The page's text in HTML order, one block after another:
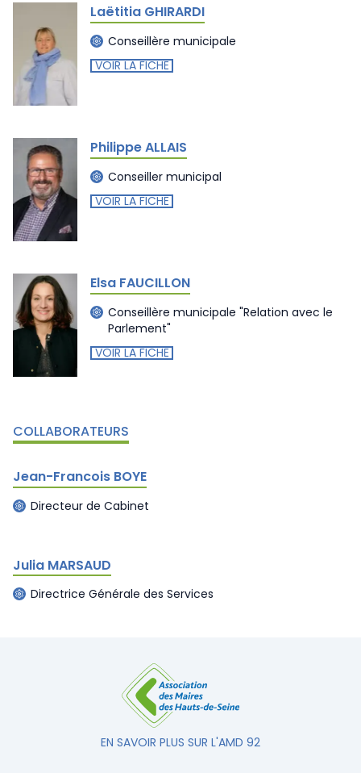
Laëtitia GHIRARDI
Conseillère municipale
VOIR LA FICHE
Philippe ALLAIS
Conseiller municipal
VOIR LA FICHE
Elsa FAUCILLON
Conseillère municipale "Relation avec le
Parlement"
VOIR LA FICHE
COLLABORATEURS
Jean-Francois BOYE
Directeur de Cabinet
Julia MARSAUD
Directrice Générale des Services
EN SAVOIR PLUS SUR L'AMD 92